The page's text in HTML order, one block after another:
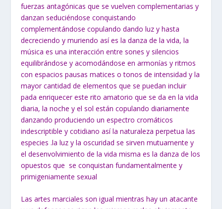
fuerzas antagónicas que se vuelven complementarias y
danzan seduciéndose conquistando
complementándose copulando dando luz y hasta
decreciendo y muriendo así es la danza de la vida, la
música es una interacción entre sones y silencios
equilibrándose y acomodándose en armonías y ritmos
con espacios pausas matices o tonos de intensidad y la
mayor cantidad de elementos que se puedan incluir
pada enriquecer este rito amatorio que se da en la vida
diaria, la noche y el sol están copulando diariamente
danzando produciendo un espectro cromáticos
indescriptible y cotidiano así la naturaleza perpetua las
especies .la luz y la oscuridad se sirven mutuamente y
el desenvolvimiento de la vida misma es la danza de los
opuestos que se conquistan fundamentalmente y
primigeniamente sexual
Las artes marciales son igual mientras hay un atacante